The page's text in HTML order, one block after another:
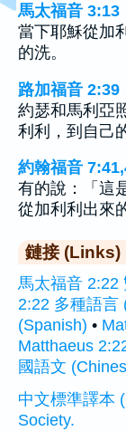
馬太福音 3:13
當下耶穌從加
的洗。
路加福音 2:39
約瑟和馬利亞
利利，到自己
約翰福音
有的說：「這
從加利利出來
鏈接 (Links)
馬太福音 2:22
2:22 多種語言
(Spanish) •
Matthaeus
國語文
中文標準譯本
Society.